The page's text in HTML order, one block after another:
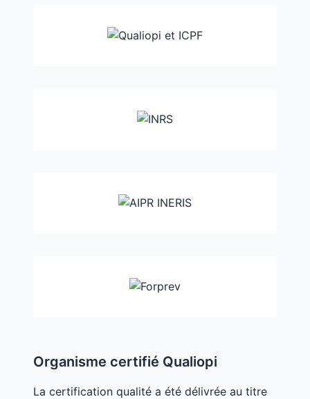
Organisme certifié Qualiopi
La certification qualité a été délivrée au titre